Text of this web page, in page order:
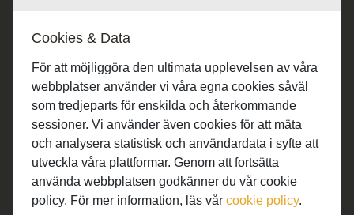
Cookies & Data
För att möjliggöra den ultimata upplevelsen av våra
webbplatser använder vi våra egna cookies såväl
som tredjeparts för enskilda och återkommande
sessioner. Vi använder även cookies för att mäta
och analysera statistisk och användardata i syfte att
utveckla våra plattformar. Genom att fortsätta
använda webbplatsen godkänner du vår cookie
policy. För mer information, läs vår cookie policy.